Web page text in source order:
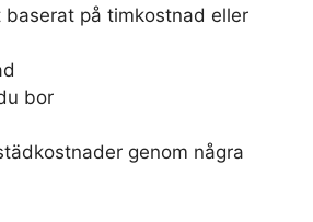
baserat på timkostnad eller
bor
genom några